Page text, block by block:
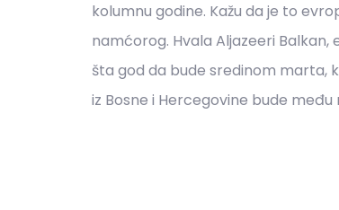
kolumnu godine. Kažu da je to
namćorog. Hvala Aljazeeri Balkan,
šta god da bude sredinom marta,
iz Bosne i Hercegovine bude